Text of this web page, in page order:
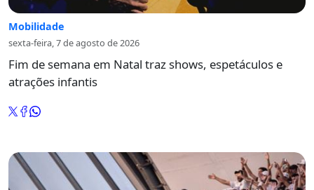
Mobilidade
sexta-feira, 7 de agosto de 2026
Fim de semana em Natal traz shows, espetáculos e
atrações infantis